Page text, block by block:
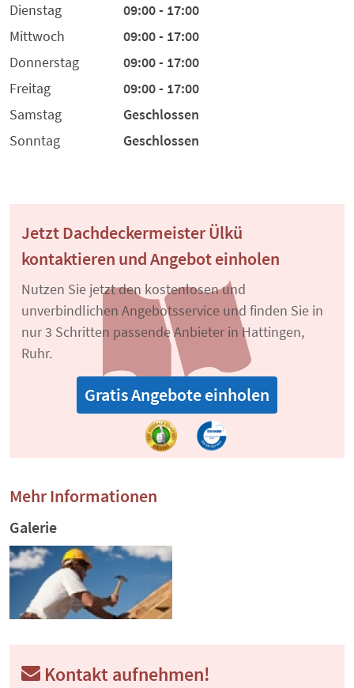
Dienstag
09:00 - 17:00
Mittwoch
09:00 - 17:00
Donnerstag
09:00 - 17:00
Freitag
09:00 - 17:00
Samstag
Geschlossen
Sonntag
Geschlossen
Jetzt Dachdeckermeister Ülkü
kontaktieren und Angebot einholen
Nutzen Sie jetzt den kostenlosen und
unverbindlichen Angebotsservice und finden Sie in
nur 3 Schritten passende Anbieter in Hattingen,
Ruhr.
Gratis Angebote einholen
Mehr Informationen
Galerie
Kontakt aufnehmen!